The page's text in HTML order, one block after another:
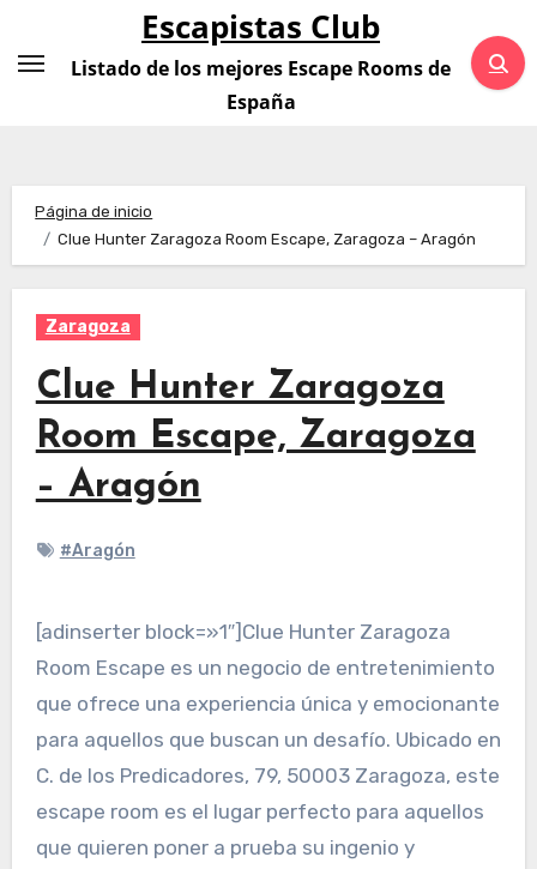
contenido
Escapistas Club
Listado de los mejores Escape Rooms de
España
Página de inicio
Clue Hunter Zaragoza Room Escape, Zaragoza – Aragón
Zaragoza
Clue Hunter Zaragoza
Room Escape, Zaragoza
– Aragón
#Aragón
[adinserter block=»1″]Clue Hunter Zaragoza
Room Escape es un negocio de entretenimiento
que ofrece una experiencia única y emocionante
para aquellos que buscan un desafío. Ubicado en
C. de los Predicadores, 79, 50003 Zaragoza, este
escape room es el lugar perfecto para aquellos
que quieren poner a prueba su ingenio y